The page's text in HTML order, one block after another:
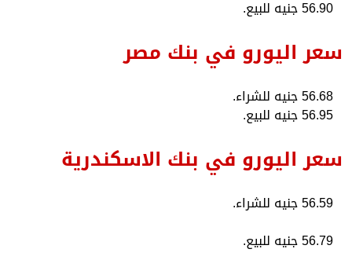
56.90 جنيه للبيع.
سعر اليورو في بنك مصر
56.68 جنيه للشراء.
56.95 جنيه للبيع.
سعر اليورو في بنك الاسكندرية
56.59 جنيه للشراء.
56.79 جنيه للبيع.